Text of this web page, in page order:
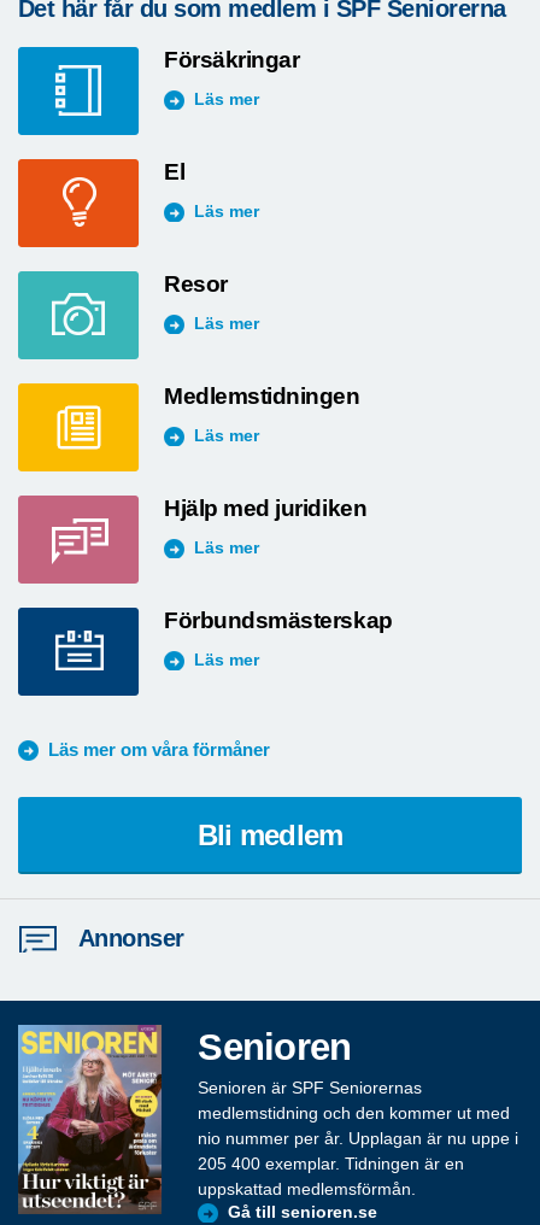
Det här får du som medlem i SPF Seniorerna
Försäkringar
Läs mer
El
Läs mer
Resor
Läs mer
Medlemstidningen
Läs mer
Hjälp med juridiken
Läs mer
Förbundsmästerskap
Läs mer
Läs mer om våra förmåner
Bli medlem
Annonser
Senioren
Senioren är SPF Seniorernas
medlemstidning och den kommer ut med
nio nummer per år. Upplagan är nu uppe i
205 400 exemplar. Tidningen är en
uppskattad medlemsförmån.
Gå till senioren.se